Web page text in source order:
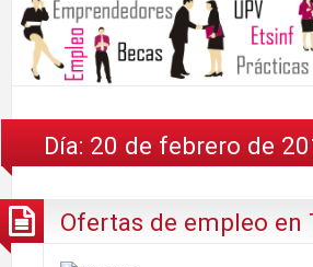
Día: 20 de febrero de
Ofertas de empleo en